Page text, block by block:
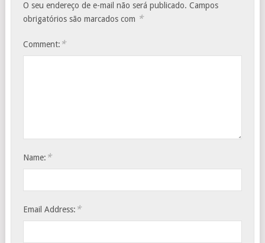
O seu endereço de e-mail não será publicado. Campos
obrigatórios são marcados com *
Comment: *
Name: *
Email Address: *